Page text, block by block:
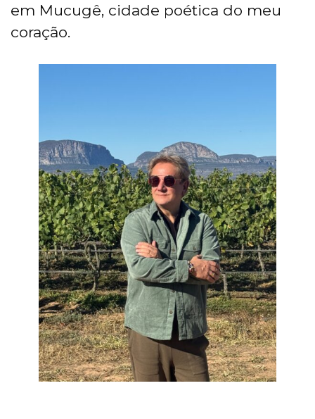
em Mucugê, cidade poética do meu
coração.